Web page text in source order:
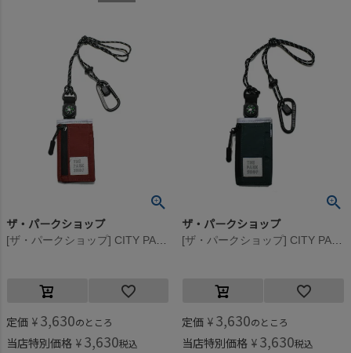
ザ・パークショップ
定価 ¥ 3,630のところ
当店特別価格 ¥ 3,630税込
ザ・パークショップ
定価 ¥ 3,630のところ
当店特別価格 ¥ 3,630税込